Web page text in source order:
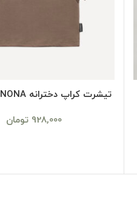
SELECT OPTIONS
تیشرت کراپ دخترانه NONA نسکافه ای
928,000 تومان